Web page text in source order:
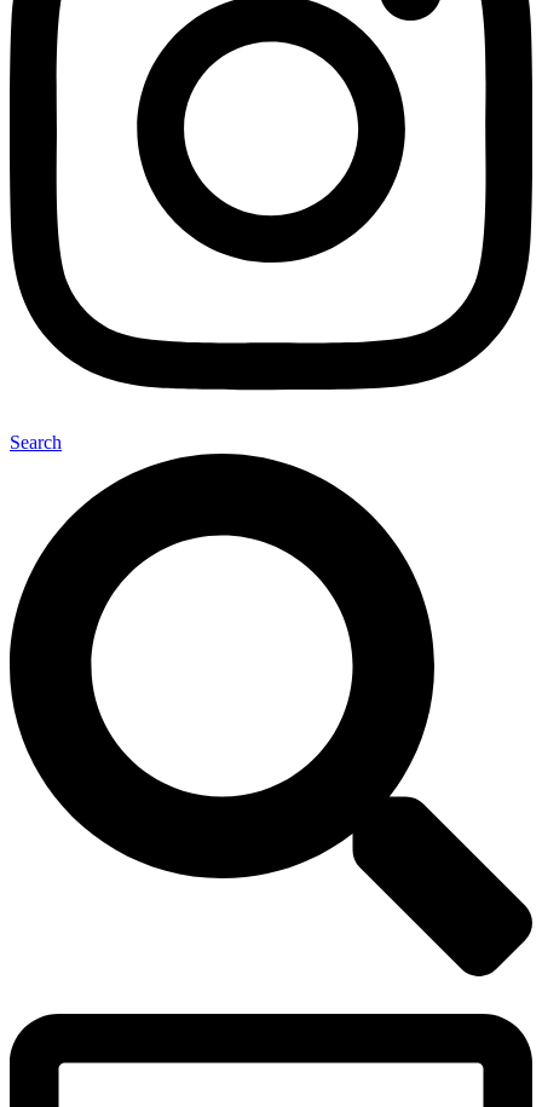
Search